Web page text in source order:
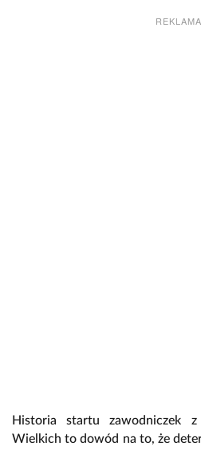
REKLAMA
Historia startu zawodniczek
Wielkich to dowód na to, że